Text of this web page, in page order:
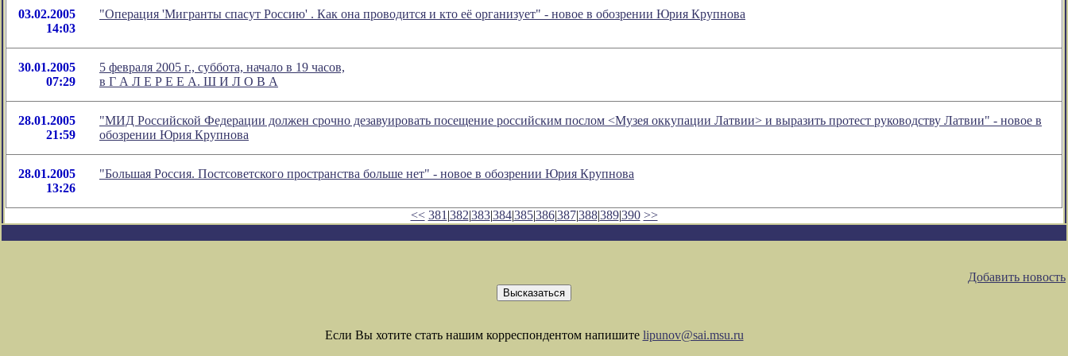
03.02.2005
14:03
"Операция 'Мигранты спасут Россию' . Как она проводится и кто её организует" - новое в обозрении Юрия Крупнова
30.01.2005
07:29
5 февраля 2005 г., суббота, начало в 19 часов,
в Г А Л Е Р Е Е А. Ш И Л О В А
28.01.2005
21:59
"МИД Российской Федерации должен срочно дезавуировать посещение российским послом <Музея оккупации Латвии> и выразить протест руководству Латвии" - новое в
обозрении Юрия Крупнова
28.01.2005
13:26
"Большая Россия. Постсоветского пространства больше нет" - новое в обозрении Юрия Крупнова
<< 381 |382|383|384|385|386|387|388|389|390 >>
Добавить новость
Если Вы хотите стать нашим корреспондентом напишите lipunov@sai.msu.ru